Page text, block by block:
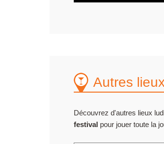
Autres
Découvrez d'autres lieux
festival pour jouer toute la